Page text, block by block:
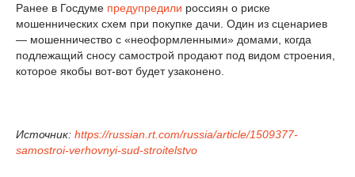
Ранее в Госдуме предупредили россиян о риске
мошеннических схем при покупке дачи. Один из сценариев
— мошенничество с «неоформленными» домами, когда
подлежащий сносу самострой продают под видом строения,
которое якобы вот-вот будет узаконено.
Источник: https://russian.rt.com/russia/article/1509377-
samostroi-verhovnyi-sud-stroitelstvo